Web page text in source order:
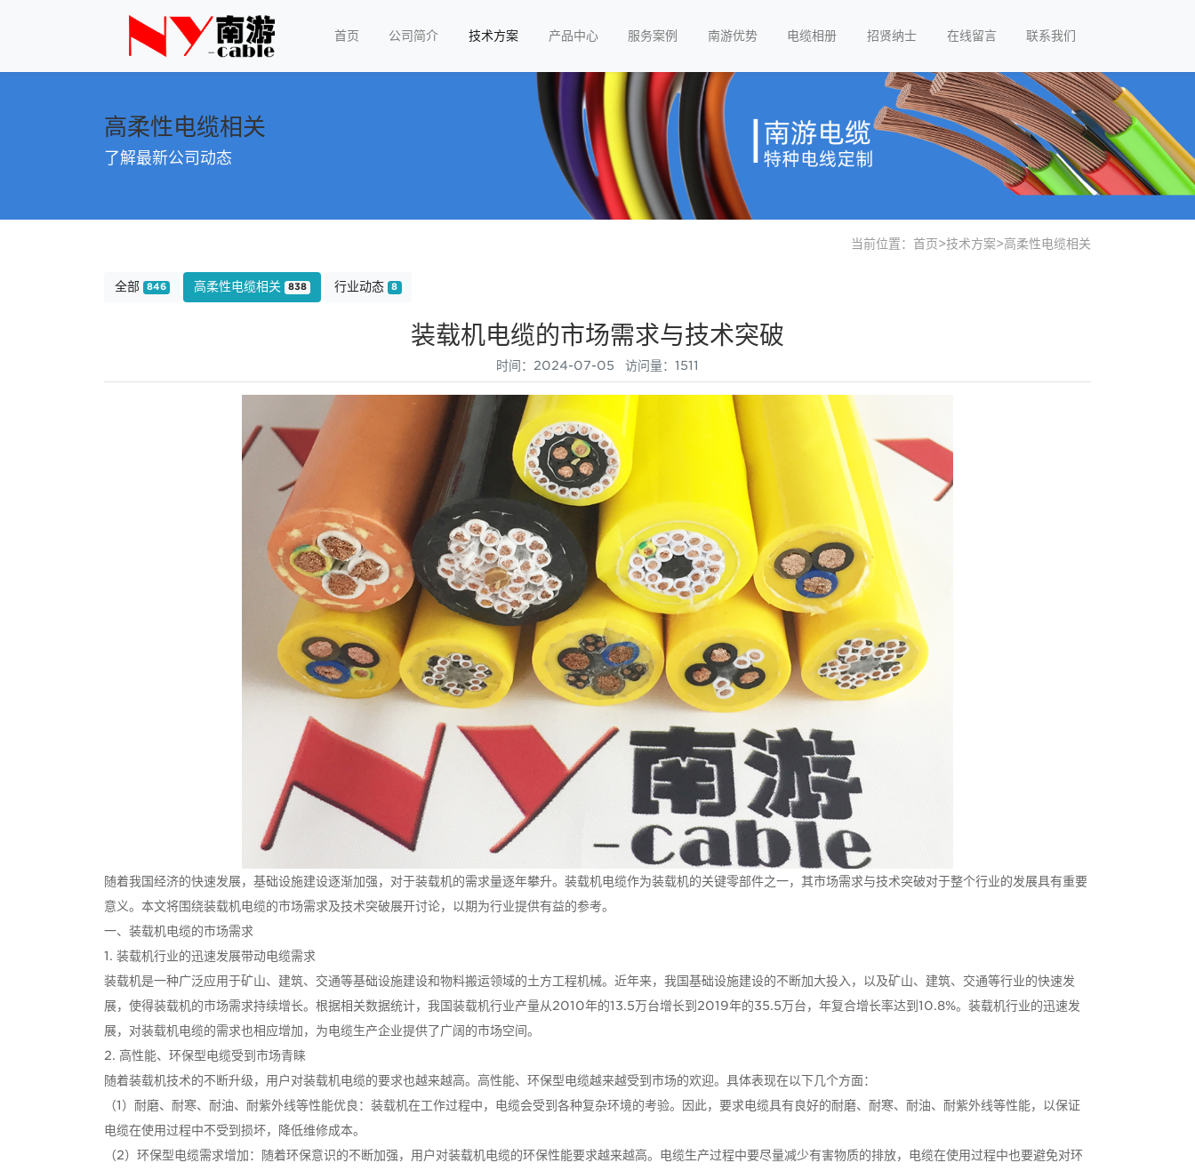
首页 公司简介 技术方案 产品中心 服务案例 南游优势 电缆相册 招贤纳士 在线留言 联系我们
高柔性电缆相关
了解最新公司动态
当前位置： 首页>技术方案>高柔性电缆相关
全部 846 高柔性电缆相关 838 行业动态 8
装载机电缆的市场需求与技术突破
时间：2024-07-05 访问量：1511
随着我国经济的快速发展，基础设施建设逐渐加强，对于装载机的需求量逐年攀升。装载机电缆作为装载机的关键零部件之一，其市场需求与技术突破对于整个行业的发展具有重要
意义。本文将围绕装载机电缆的市场需求及技术突破展开讨论，以期为行业提供有益的参考。
一、装载机电缆的市场需求
1. 装载机行业的迅速发展带动电缆需求
装载机是一种广泛应用于矿山、建筑、交通等基础设施建设和物料搬运领域的土方工程机械。近年来，我国基础设施建设的不断加大投入，以及矿山、建筑、交通等行业的快速发
展，使得装载机的市场需求持续增长。根据相关数据统计，我国装载机行业产量从2010年的13.5万台增长到2019年的35.5万台，年复合增长率达到10.8%。装载机行业的迅速发
展，对装载机电缆的需求也相应增加，为电缆生产企业提供了广阔的市场空间。
2. 高性能、环保型电缆受到市场青睐
随着装载机技术的不断升级，用户对装载机电缆的要求也越来越高。高性能、环保型电缆越来越受到市场的欢迎。具体表现在以下几个方面：
（1）耐磨、耐寒、耐油、耐紫外线等性能优良：装载机在工作过程中，电缆会受到各种复杂环境的考验。因此，要求电缆具有良好的耐磨、耐寒、耐油、耐紫外线等性能，以保证
电缆在使用过程中不受到损坏，降低维修成本。
（2）环保型电缆需求增加：随着环保意识的不断加强，用户对装载机电缆的环保性能要求越来越高。电缆生产过程中要尽量减少有害物质的排放，电缆在使用过程中也要避免对环